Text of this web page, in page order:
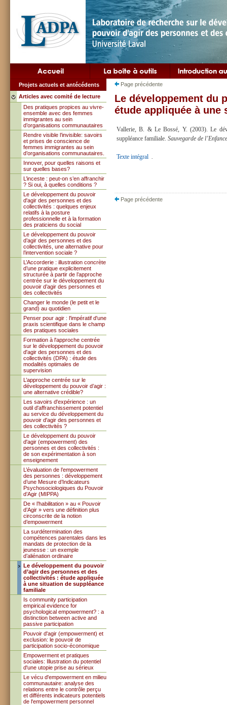
Projets actuels et antécédents
Articles avec comité de lecture
Des pratiques propices au vivre-
ensemble avec des femmes
immigrantes au sein
d’organisations communautaires
Rendre visible l’invisible: savoirs
et prises de conscience de
femmes immigrantes au sein
d’organisations communautaires.
Innover, pour quelles raisons et
sur quelles bases?
L’inceste : peut-on s’en affranchir
? Si oui, à quelles conditions ?
Le développement du pouvoir
d'agir des personnes et des
collectivités : quelques enjeux
relatifs à la posture
professionnelle et à la formation
des praticiens du social
Le développement du pouvoir
d’agir des personnes et des
collectivités, une alternative pour
l’intervention sociale ?
L’Accorderie : illustration concrète
d’une pratique explicitement
structurée à partir de l’approche
centrée sur le développement du
pouvoir d’agir des personnes et
des collectivités
Changer le monde (le petit et le
grand) au quotidien
Penser pour agir : l'impératif d'une
praxis scientifique dans le champ
des pratiques sociales
Formation à l'approche centrée
sur le développement du pouvoir
d'agir des personnes et des
collectivités (DPA) : étude des
modalités optimales de
supervision
L’approche centrée sur le
développement du pouvoir d’agir :
une alternative crédible?
Les savoirs d'expérience : un
outil d'affranchissement potentiel
au service du développement du
pouvoir d'agir des personnes et
des collectivités ?
Le développement du pouvoir
d'agir (empowerment) des
personnes et des collectivités :
de son expérimentation à son
enseignement
L’évaluation de l’empowerment
des personnes : développement
d’une Mesure d’Indicateurs
Psychosociologiques du Pouvoir
d’Agir (MIPPA)
De « l’habilitation » au « Pouvoir
d’Agir » vers une définition plus
circonscrite de la notion
d’empowerment
La surdétermination des
compétences parentales dans les
mandats de protection de la
jeunesse : un exemple
d’aliénation ordinaire
Le développement du pouvoir
d’agir des personnes et des
collectivités : étude appliquée
à une situation de suppléance
familiale
Is community participation
empirical evidence for
psychological empowerment? : a
distinction between active and
passive participation
Pouvoir d'agir (empowerment) et
exclusion: le pouvoir de
participation socio-économique
Empowerment et pratiques
sociales: Illustration du potentiel
d'une utopie prise au sérieux
Le vécu d'empowerment en milieu
communautaire: analyse des
relations entre le contrôle perçu
et différents indicateurs potentiels
de l'empowerment personnel
Page précédente
Le développement du
étude appliquée à
Vallerie, B. & Le Bossé, Y. (2003). Le
suppléance familiale. Sauvegarde de
Texte intégral .
Page précédente